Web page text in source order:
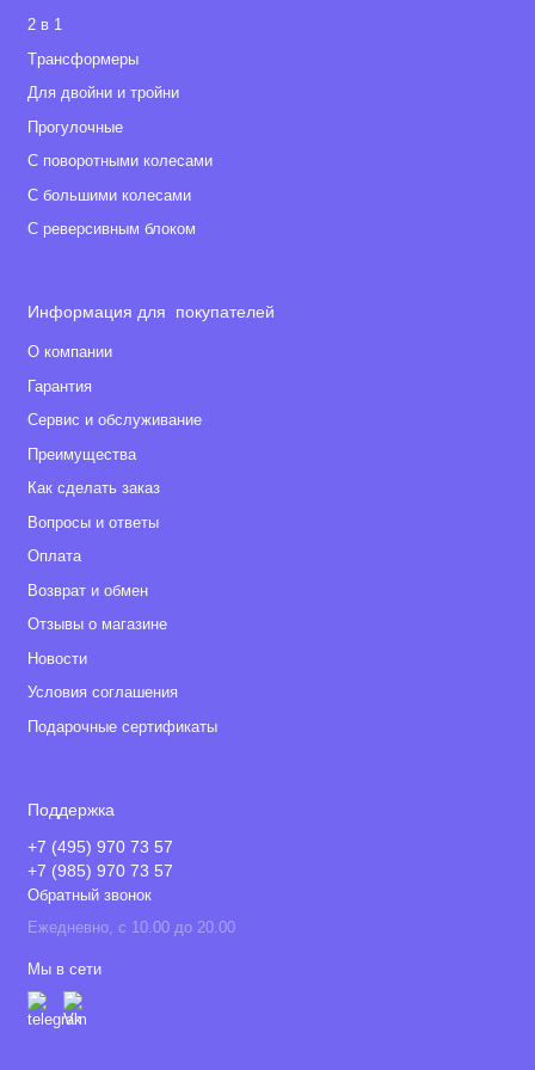
• Матрас: с поролоном, который способствует идеально
жесткой поверхности для новорожденного
• Материал: полиэстер
• Внутренние ремни: 5-ти точечные ремни безопасности
Комплектация
• Рама
• Прогулочный блок
• Автокресло
• Дождевик
• Корзина для покупок
производителями спортивной обуви)
x 111 см
• Размеры рамы в сложенном виде (с прогулочным блоком):
2 в 1
Tрансформеры
Для двойни и тройни
Прогулочные
С поворотными колесами
С большими колесами
С реверсивным блоком
Информация для покупателей
О компании
Гарантия
Сервис и обслуживание
Преимущества
Как сделать заказ
Вопросы и ответы
Оплата
Возврат и обмен
Отзывы о магазине
Новости
Условия соглашения
Подарочные сертификаты
Поддержка
+7 (495) 970 73 57
+7 (985) 970 73 57
Обратный звонок
Ежедневно, с 10.00 до 20.00
Мы в сети